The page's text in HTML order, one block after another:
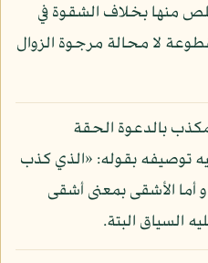
منها بخلاف الشقوة في
لا محالة مرجوة الزوال
بالدعوة الحقة
توصيفه بقوله: «الذي كذب
و أما الأشقى بمعنى أشقى
السياق البتة.